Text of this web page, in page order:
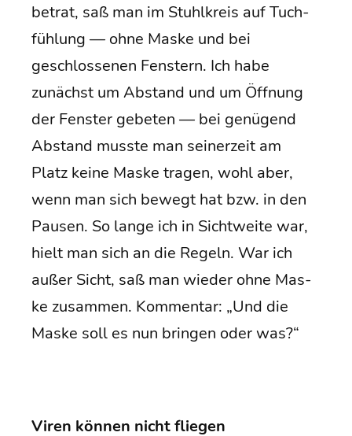
betrat, saß man im Stuhl­kreis auf Tuch­
füh­lung — ohne Mas­ke und bei
geschlos­se­nen Fens­tern. Ich habe
zunächst um Abstand und um Öff­nung
der Fens­ter gebe­ten — bei genü­gend
Abstand muss­te man sei­ner­zeit am
Platz kei­ne Mas­ke tra­gen, wohl aber,
wenn man sich bewegt hat bzw. in den
Pau­sen. So lan­ge ich in Sicht­wei­te war,
hielt man sich an die Regeln. War ich
außer Sicht, saß man wie­der ohne Mas­
ke zusam­men. Kom­men­tar: „Und die
Mas­ke soll es nun brin­gen oder was?“
Viren kön­nen nicht fliegen